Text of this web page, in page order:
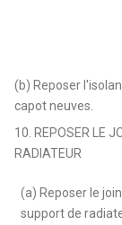
(b) Reposer
capot neuves.
10. REPOSER LE
RADIATEUR
(a) Reposer le
support de